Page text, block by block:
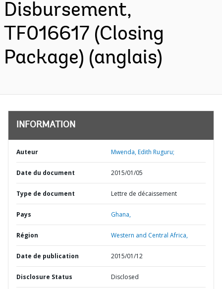
Disbursement,
TF016617 (Closing
Package) (anglais)
INFORMATION
Auteur Mwenda, Edith Ruguru;
Date du document 2015/01/05
Type de document Lettre de décaissement
Pays Ghana,
Région Western and Central Africa,
Date de publication 2015/01/12
Disclosure Status Disclosed